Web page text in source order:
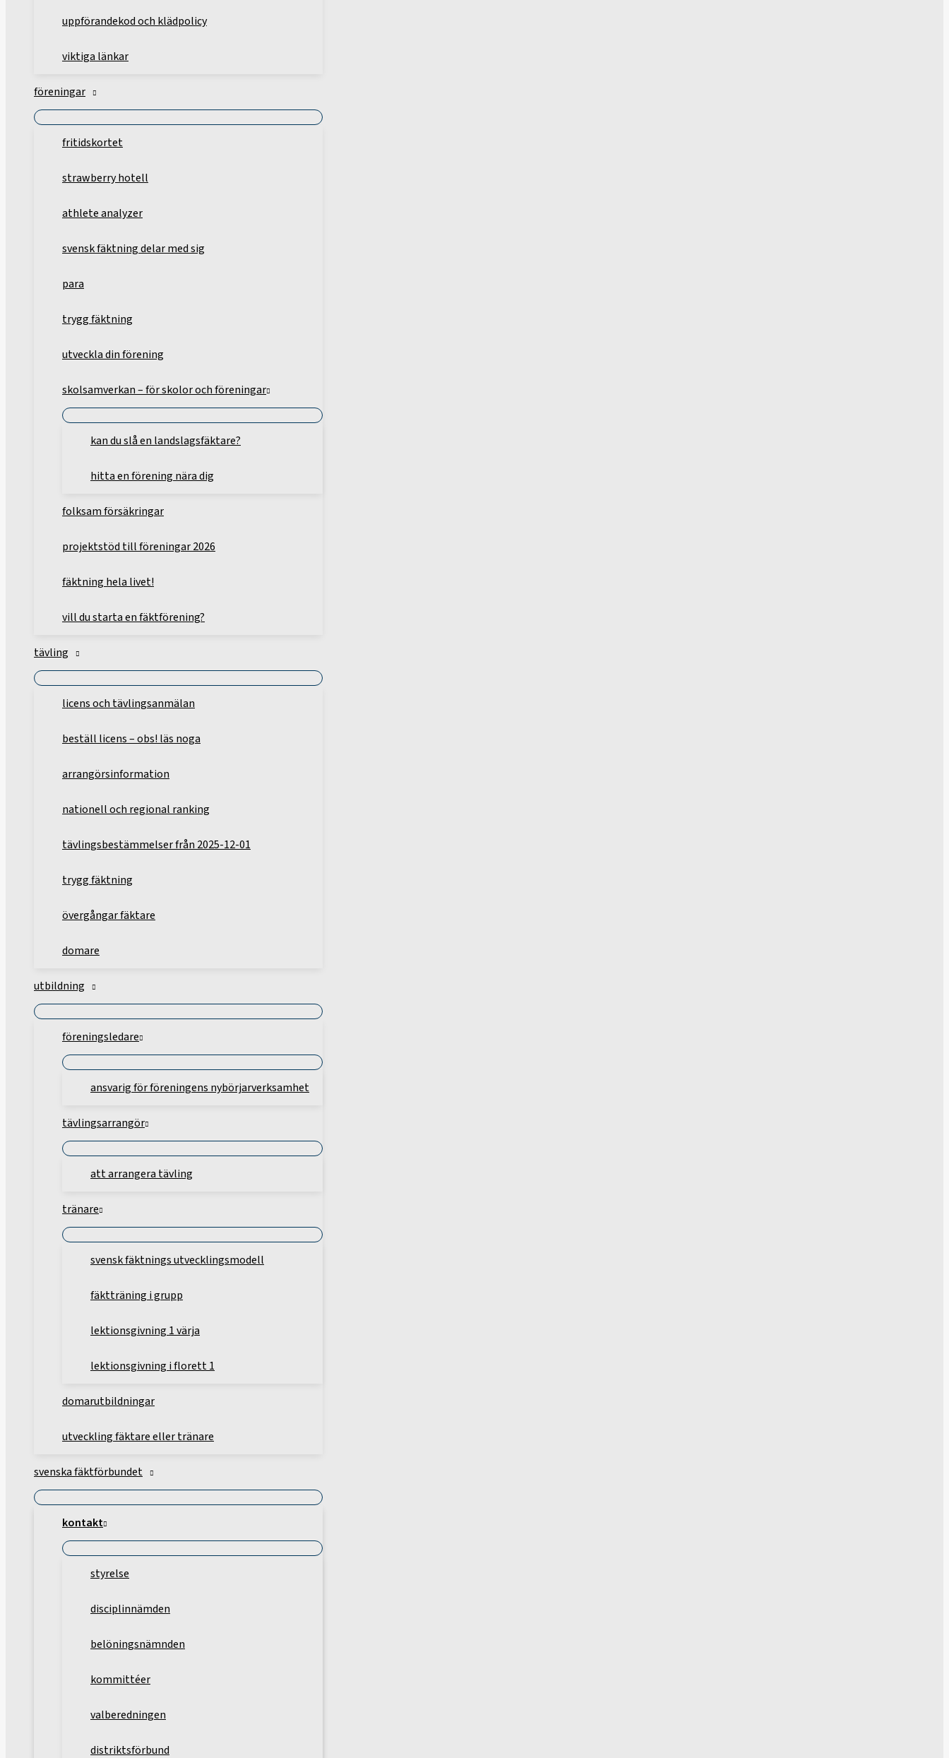
uppförandekod och klädpolicy
viktiga länkar
föreningar
fritidskortet
strawberry hotell
athlete analyzer
svensk fäktning delar med sig
para
trygg fäktning
utveckla din förening
skolsamverkan – för skolor och föreningar
kan du slå en landslagsfäktare?
hitta en förening nära dig
folksam försäkringar
projektstöd till föreningar 2026
fäktning hela livet!
vill du starta en fäktförening?
tävling
licens och tävlingsanmälan
beställ licens – obs! läs noga
arrangörsinformation
nationell och regional ranking
tävlingsbestämmelser från 2025-12-01
trygg fäktning
övergångar fäktare
domare
utbildning
föreningsledare
ansvarig för föreningens nybörjarverksamhet
tävlingsarrangör
att arrangera tävling
tränare
svensk fäktnings utvecklingsmodell
fäktträning i grupp
lektionsgivning 1 värja
lektionsgivning i florett 1
domarutbildningar
utveckling fäktare eller tränare
svenska fäktförbundet
kontakt
styrelse
disciplinnämden
belöningsnämnden
kommittéer
valberedningen
distriktsförbund